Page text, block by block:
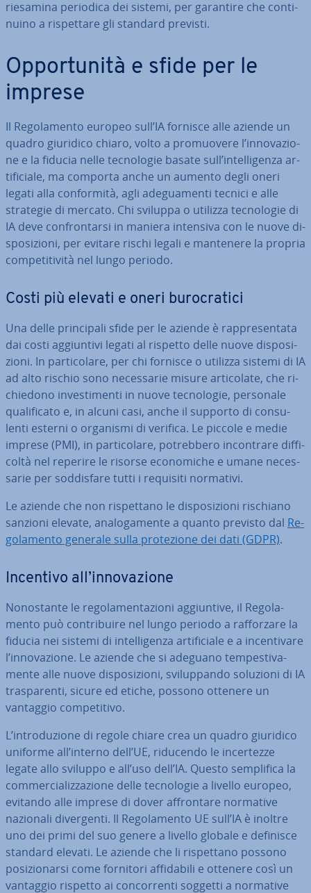
riesamina periodica dei sistemi, per garantire che con­ti­
nui­no a ri­spet­ta­re gli standard previsti.
Op­por­tu­ni­tà e sfide per le
imprese
Il Re­go­la­men­to europeo sull’IA fornisce alle aziende un
quadro giuridico chiaro, volto a pro­muo­ve­re l’in­no­va­zio­
ne e la fiducia nelle tec­no­lo­gie basate sull’in­tel­li­gen­za ar­
ti­fi­cia­le, ma comporta anche un aumento degli oneri
legati alla con­for­mi­tà, agli ade­gua­men­ti tecnici e alle
strategie di mercato. Chi sviluppa o utilizza tec­no­lo­gie di
IA deve con­fron­tar­si in maniera intensiva con le nuove di­
spo­si­zio­ni, per evitare rischi legali e mantenere la propria
com­pe­ti­ti­vi­tà nel lungo periodo.
Costi più elevati e oneri bu­ro­cra­ti­ci
Una delle prin­ci­pa­li sfide per le aziende è rap­pre­sen­ta­ta
dai costi ag­giun­ti­vi legati al rispetto delle nuove di­spo­si­
zio­ni. In par­ti­co­la­re, per chi fornisce o utilizza sistemi di IA
ad alto rischio sono ne­ces­sa­rie misure ar­ti­co­la­te, che ri­
chie­do­no in­ve­sti­men­ti in nuove tec­no­lo­gie, personale
qua­li­fi­ca­to e, in alcuni casi, anche il supporto di con­su­
len­ti esterni o organismi di verifica. Le piccole e medie
imprese (PMI), in par­ti­co­la­re, po­treb­be­ro in­con­tra­re dif­fi­
col­tà nel reperire le risorse eco­no­mi­che e umane ne­ces­
sa­rie per sod­di­sfa­re tutti i requisiti normativi.
Le aziende che non ri­spet­ta­no le di­spo­si­zio­ni rischiano
sanzioni elevate, ana­lo­ga­men­te a quanto previsto dal Re­
go­la­men­to generale sulla pro­te­zio­ne dei dati (GDPR).
Incentivo all’in­no­va­zio­ne
No­no­stan­te le re­go­la­men­ta­zio­ni ag­giun­ti­ve, il Re­go­la­
men­to può con­tri­bui­re nel lungo periodo a raf­for­za­re la
fiducia nei sistemi di in­tel­li­gen­za ar­ti­fi­cia­le e a in­cen­ti­va­re
l’in­no­va­zio­ne. Le aziende che si adeguano tem­pe­sti­va­
men­te alle nuove di­spo­si­zio­ni, svi­lup­pan­do soluzioni di IA
tra­spa­ren­ti, sicure ed etiche, possono ottenere un
vantaggio com­pe­ti­ti­vo.
L’in­tro­du­zio­ne di regole chiare crea un quadro giuridico
uniforme all’interno dell’UE, riducendo le in­cer­tez­ze
legate allo sviluppo e all’uso dell’IA. Questo sem­pli­fi­ca la
com­mer­cia­liz­za­zio­ne delle tec­no­lo­gie a livello europeo,
evitando alle imprese di dover af­fron­ta­re normative
nazionali di­ver­gen­ti. Il Re­go­la­men­to UE sull’IA è inoltre
uno dei primi del suo genere a livello globale e definisce
standard elevati. Le aziende che li ri­spet­ta­no possono
po­si­zio­nar­si come fornitori af­fi­da­bi­li e ottenere così un
vantaggio rispetto ai con­cor­ren­ti soggetti a normative